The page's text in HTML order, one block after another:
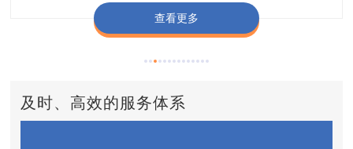
商标抗染技术解决方案
博准30余载是中国守家纺织商标印染织唛化工商标抗染品质
查看更多
织带商标缩水技术解决方案
博准是一家专注30余载设计研发织唛印唛商标、织带织带商
查看更多
服装色差技术解决方案
博准30余载专注提供纺织品印唛、织唛织造服装色差品质问
查看更多
纺织品商标固色剂
博准经营多年是行业专业纺织品商标固色助剂,TJ-A622,TJ-
查看更多
皮革湿摩擦增进剂
博准长期致力于皮革商标湿摩擦增进助剂TJ-A6588,湿摩擦
查看更多